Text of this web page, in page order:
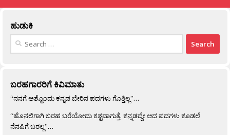
ಹುಡುಕಿ
Search
ಬರಹಗಾರರಿಗೆ ಕಿವಿಮಾತು
“ನನಗೆ ಅಶ್ಟೊಂದು ಕನ್ನಡ ಬೇರಿನ ಪದಗಳು ಗೊತ್ತಿಲ್ಲ”…
“ಹೊನಲಿಗಾಗಿ ಬರಹ ಬರೆಯೋದು ಕಶ್ಟವಾಗುತ್ತೆ. ಕನ್ನಡದ್ದೇ ಆದ ಪದಗಳು ಕೂಡಲೆ
ನೆನಪಿಗೆ ಬರಲ್ಲ”…